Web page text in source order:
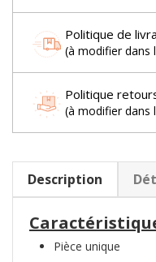
Politique de
(à modifier dans
Politique
(à modifier dans
Description
Pièce unique